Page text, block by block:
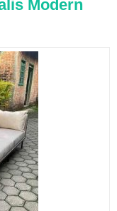
Modern